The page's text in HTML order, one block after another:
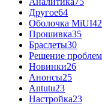
Другое64
Оболочка MiUI42
Прошивка35
Браслеты30
Решение проблем
Новинки26
Анонсы25
Antutu23
Настройка23